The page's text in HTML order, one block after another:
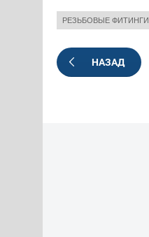
РЕЗЬБОВЫЕ ФИТИНГИ
НАЗАД